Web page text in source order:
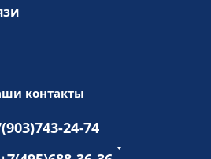
контакты
24-74